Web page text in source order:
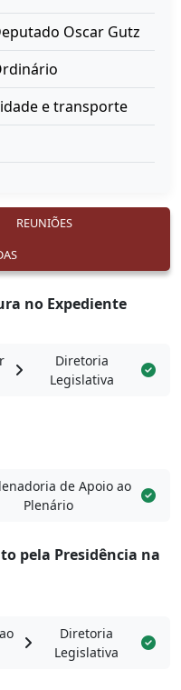
Oscar Gutz
e transporte
REUNIÕES
no Expediente
Diretoria
Legislativa
de Apoio ao
Plenário
pela Presidência na
Diretoria
Legislativa